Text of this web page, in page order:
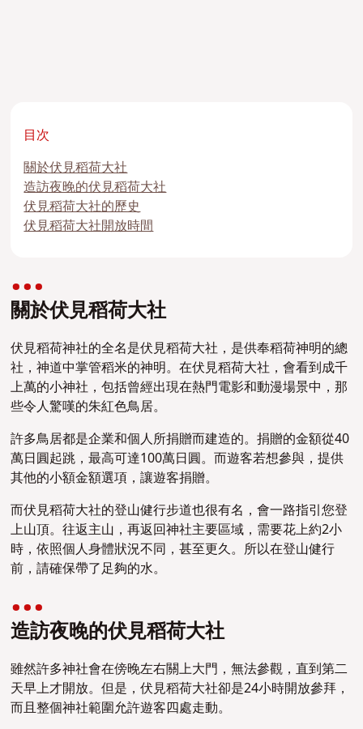
目次
關於伏見稻荷大社
造訪夜晚的伏見稻荷大社
伏見稻荷大社的歷史
伏見稻荷大社開放時間
關於伏見稻荷大社
伏見稻荷神社的全名是伏見稻荷大社，是供奉稻荷神明的總
社，神道中掌管稻米的神明。在伏見稻荷大社，會看到成千
上萬的小神社，包括曾經出現在熱門電影和動漫場景中，那
些令人驚嘆的朱紅色鳥居。
許多鳥居都是企業和個人所捐贈而建造的。捐贈的金額從40
萬日圓起跳，最高可達100萬日圓。而遊客若想參與，提供
其他的小額金額選項，讓遊客捐贈。
而伏見稻荷大社的登山健行步道也很有名，會一路指引您登
上山頂。往返主山，再返回神社主要區域，需要花上約2小
時，依照個人身體狀況不同，甚至更久。所以在登山健行
前，請確保帶了足夠的水。
造訪夜晚的伏見稻荷大社
雖然許多神社會在傍晚左右關上大門，無法參觀，直到第二
天早上才開放。但是，伏見稻荷大社卻是24小時開放參拜，
而且整個神社範圍允許遊客四處走動。